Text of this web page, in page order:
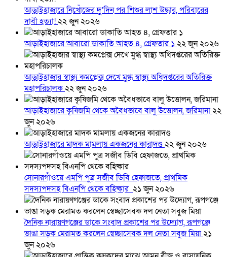
আড়াইহাজারে নিখোঁজের দুু’দিন পর শিশুর লাশ উদ্ধার, পরিবারের
দাবী হত্যা!২২ জুন ২০২৬
আড়াইহাজারে আবারো ডাকাতি আহত ৪, গ্রেফতার ১ ২২ জুন ২০২৬
আড়াইহাজার স্বাস্থ্য কমপ্লেক্স দেখে মুগ্ধ স্বাস্থ্য অধিদপ্তরের অতিরিক্ত
মহাপরিচালক২২ জুন ২০২৬
আড়াইহাজারে কৃষিজমি থেকে অবৈধভাবে বালু উত্তোলন, জরিমানা২২
জুন ২০২৬
আড়াইহাজারে মাদক মামলায় একজনের কারাদণ্ড২২ জুন ২০২৬
সোনারগাঁওয়ে এমপি পুত্র সজীব ডিবি হেফাজতে, প্রাথমিক
সদস্যপদসহ বিএনপি থেকে বহিষ্কার ২১ জুন ২০২৬
দৈনিক নারায়ণগঞ্জের ডাকে সংবাদ প্রকাশের পর উদ্যোগ, রূপগঞ্জে
ভাঙা সড়ক মেরামত করলেন স্বেচ্ছাসেবক দল নেতা সবুজ মিয়া২১
জুন ২০২৬